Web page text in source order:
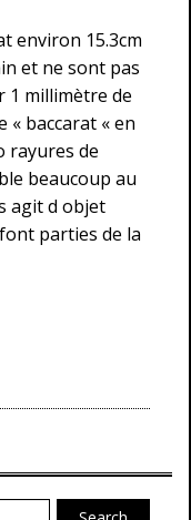
environ 15.3cm
et ne sont pas
1 millimètre de
« baccarat « en
rayures de
beaucoup au
agit d objet
parties de la